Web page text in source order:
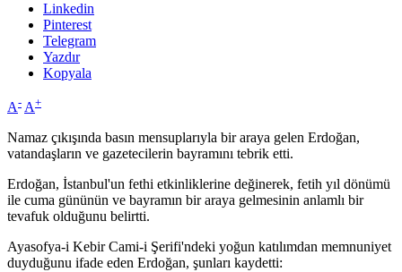
Linkedin
Pinterest
Telegram
Yazdır
Kopyala
A- A+
Namaz çıkışında basın mensuplarıyla bir araya gelen Erdoğan,
vatandaşların ve gazetecilerin bayramını tebrik etti.
Erdoğan, İstanbul'un fethi etkinliklerine değinerek, fetih yıl dönümü
ile cuma gününün ve bayramın bir araya gelmesinin anlamlı bir
tevafuk olduğunu belirtti.
Ayasofya-i Kebir Cami-i Şerifi'ndeki yoğun katılımdan memnuniyet
duyduğunu ifade eden Erdoğan, şunları kaydetti: